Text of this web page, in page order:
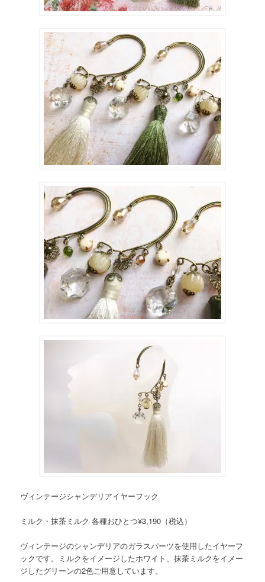
ヴィンテージシャンデリアイヤーフック
ミルク・抹茶ミルク 各種おひとつ¥3,190（税込）
ヴィンテージのシャンデリアのガラスパーツを使用したイヤーフ
ックです。ミルクをイメージしたホワイト、抹茶ミルクをイメー
ジしたグリーンの2色ご用意しています。